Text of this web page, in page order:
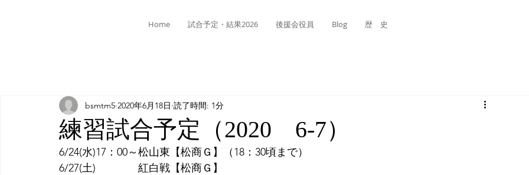
Home 試合予定・結果2026 後援会役員 Blog 歴 史
練習試合予定（2020 6-7）
bsmtm5 2020年6月18日 読了時間: 1分
6/24(水)17：00～松山東【松商Ｇ】（18：30頃まで）
6/27(土)　　　　紅白戦【松商Ｇ】